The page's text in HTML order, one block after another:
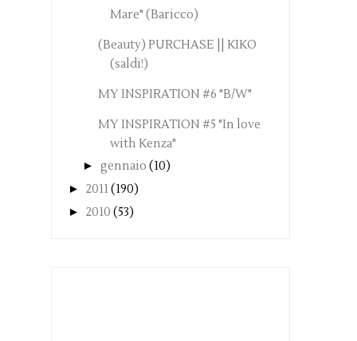
Mare" (Baricco)
(Beauty) PURCHASE || KIKO
(saldi!)
MY INSPIRATION #6 "B/W"
MY INSPIRATION #5 "In love
with Kenza"
► gennaio (10)
► 2011(190)
► 2010 (53)